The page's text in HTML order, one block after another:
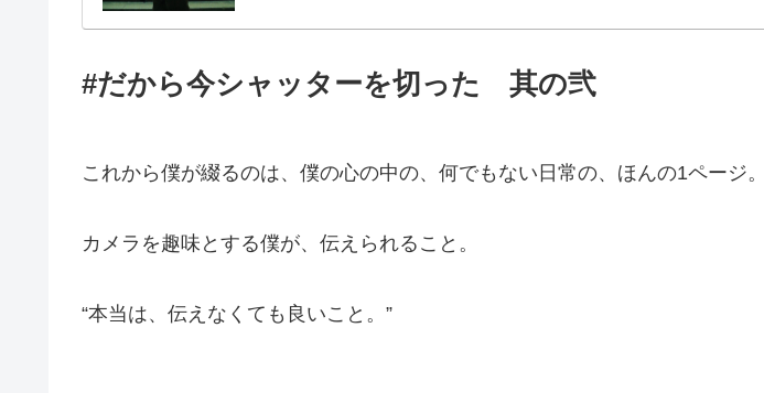
#だから今シャッターを切った 其の弐
これから僕が綴るのは、僕の心の中の、何でもない日常の、ほんの1ページ。
カメラを趣味とする僕が、伝えられること。
“本当は、伝えなくても良いこと。”